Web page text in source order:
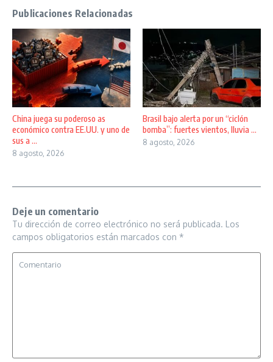
Publicaciones Relacionadas
China juega su poderoso as
económico contra EE.UU. y uno de
sus a ...
8 agosto, 2026
Brasil bajo alerta por un “ciclón
bomba”: fuertes vientos, lluvia ...
8 agosto, 2026
Deje un comentario
Tu dirección de correo electrónico no será publicada. Los
campos obligatorios están marcados con *